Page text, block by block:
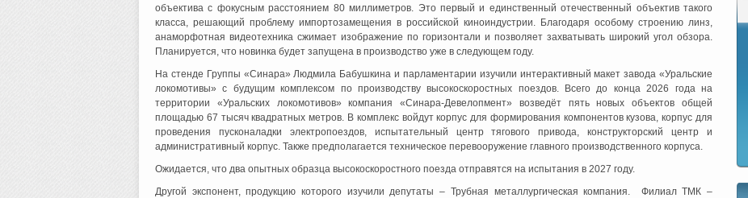
объектива с фокусным расстоянием 80 миллиметров. Это первый и единственный отечественный объектив такого
класса, решающий проблему импортозамещения в российской киноиндустрии. Благодаря особому строению линз,
анаморфотная видеотехника сжимает изображение по горизонтали и позволяет захватывать широкий угол обзора.
Планируется, что новинка будет запущена в производство уже в следующем году.
На стенде Группы «Синара» Людмила Бабушкина и парламентарии изучили интерактивный макет завода «Уральские
локомотивы» с будущим комплексом по производству высокоскоростных поездов. Всего до конца 2026 года на
территории «Уральских локомотивов» компания «Синара-Девелопмент» возведёт пять новых объектов общей
площадью 67 тысяч квадратных метров. В комплекс войдут корпус для формирования компонентов кузова, корпус для
проведения пусконаладки электропоездов, испытательный центр тягового привода, конструкторский центр и
административный корпус. Также предполагается техническое перевооружение главного производственного корпуса.
Ожидается, что два опытных образца высокоскоростного поезда отправятся на испытания в 2027 году.
Другой экспонент, продукцию которого изучили депутаты – Трубная металлургическая компания. Филиал ТМК –
Интернет приемная